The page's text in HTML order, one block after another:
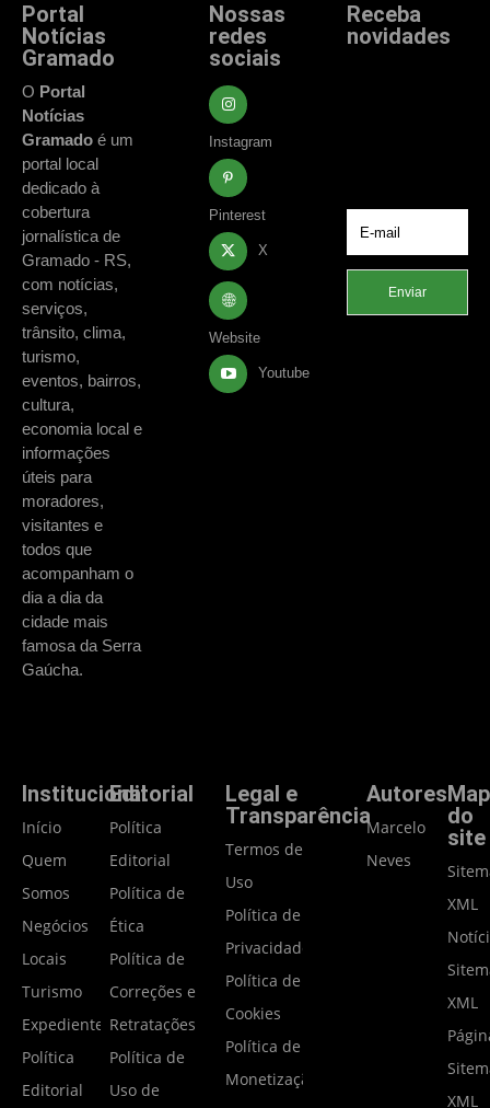
Portal
Notícias
Gramado
O Portal
Notícias
Gramado é um
portal local
dedicado à
cobertura
jornalística de
Gramado - RS,
com notícias,
serviços,
trânsito, clima,
turismo,
eventos, bairros,
cultura,
economia local e
informações
úteis para
moradores,
visitantes e
todos que
acompanham o
dia a dia da
cidade mais
famosa da Serra
Gaúcha.
Nossas
redes
sociais
Instagram
Pinterest
X
Website
Youtube
Receba
novidades
Enviar
Institucional
Início
Quem
Somos
Negócios
Locais
Turismo
Expediente
Política
Editorial
Editorial
Política
Editorial
Política de
Ética
Política de
Correções e
Retratações
Política de
Uso de
Legal e
Transparência
Termos de
Uso
Política de
Privacidade
Política de
Cookies
Política de
Monetização
Autores
Marcelo
Neves
do
site
XML
XML
XML